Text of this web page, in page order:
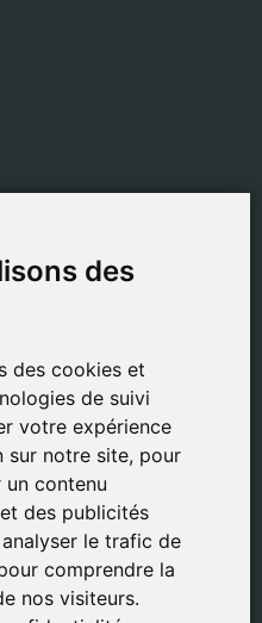
des
des cookies et
de suivi
votre expérience
sur notre site, pour
contenu
des publicités
le trafic de
comprendre la
nos visiteurs.
des
des cookies et
de suivi
votre expérience
sur notre site, pour
contenu
des publicités
le trafic de
comprendre la
nos visiteurs.
Colmenar Viejo,